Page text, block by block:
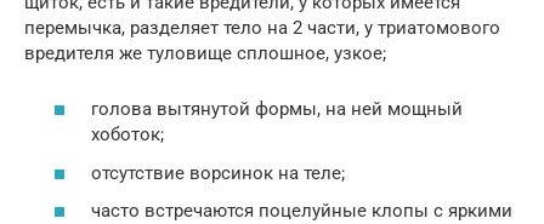
перемычка, разделяет тело на 2 части, у триатомового
вредителя же туловище сплошное, узкое;
голова вытянутой формы, на ней мощный
хоботок;
отсутствие ворсинок на теле;
часто встречаются поцелуйные клопы с яркими